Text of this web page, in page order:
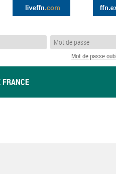
Mot de passe
FRANCE